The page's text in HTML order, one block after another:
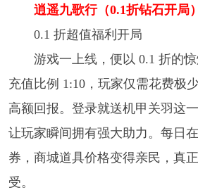
逍遥九歌行（0.1折钻石开局
0.1 折超值福利开局
游戏一上线，便以 0.1 折的惊
充值比例 1:10，玩家仅需花费极
高额回报。登录就送机甲关羽这
让玩家瞬间拥有强大助力。每日
券，商城道具价格变得亲民，真
受。